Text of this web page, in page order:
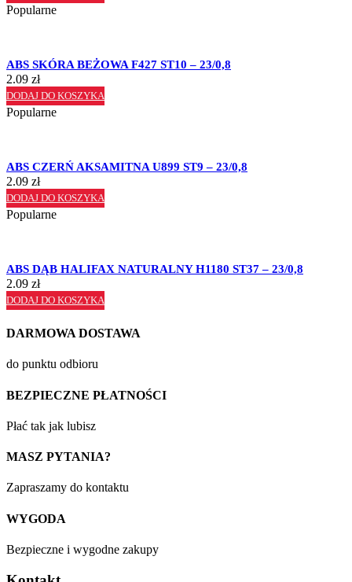
Popularne
ABS SKÓRA BEŻOWA F427 ST10 – 23/0,8
2.09 zł
DODAJ DO KOSZYKA
Popularne
ABS CZERŃ AKSAMITNA U899 ST9 – 23/0,8
2.09 zł
DODAJ DO KOSZYKA
Popularne
ABS DĄB HALIFAX NATURALNY H1180 ST37 – 23/0,8
2.09 zł
DODAJ DO KOSZYKA
DARMOWA DOSTAWA
do punktu odbioru
BEZPIECZNE PŁATNOŚCI
Płać tak jak lubisz
MASZ PYTANIA?
Zapraszamy do kontaktu
WYGODA
Bezpieczne i wygodne zakupy